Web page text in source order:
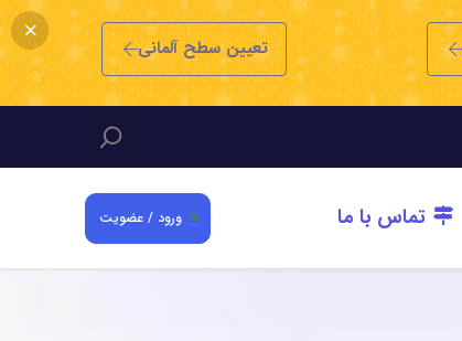
تعیین سطح آلمانی
تماس با ما ورود / عضویت